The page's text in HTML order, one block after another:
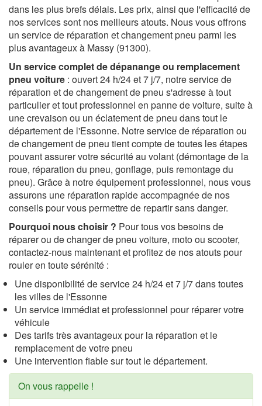
dans les plus brefs délais. Les prix, ainsi que l'efficacité de
nos services sont nos meilleurs atouts. Nous vous offrons
un service de réparation et changement pneu parmi les
plus avantageux à Massy (91300).
Un service complet de dépanange ou remplacement
pneu voiture : ouvert 24 h/24 et 7 j/7, notre service de
réparation et de changement de pneu s'adresse à tout
particulier et tout professionnel en panne de voiture, suite à
une crevaison ou un éclatement de pneu dans tout le
département de l'Essonne. Notre service de réparation ou
de changement de pneu tient compte de toutes les étapes
pouvant assurer votre sécurité au volant (démontage de la
roue, réparation du pneu, gonflage, puis remontage du
pneu). Grâce à notre équipement professionnel, nous vous
assurons une réparation rapide accompagnée de nos
conseils pour vous permettre de repartir sans danger.
Pourquoi nous choisir ? Pour tous vos besoins de
réparer ou de changer de pneu voiture, moto ou scooter,
contactez-nous maintenant et profitez de nos atouts pour
rouler en toute sérénité :
Une disponibilité de service 24 h/24 et 7 j/7 dans toutes
les villes de l'Essonne
Un service immédiat et professionnel pour réparer votre
véhicule
Des tarifs très avantageux pour la réparation et le
remplacement de votre pneu
Une intervention fiable sur tout le département.
On vous rappelle !